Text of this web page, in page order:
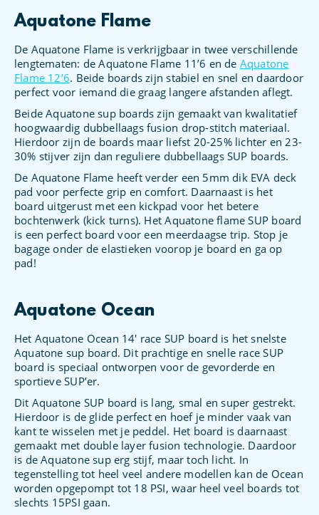
Aquatone Flame
De Aquatone Flame is verkrijgbaar in twee verschillende
lengtematen: de Aquatone Flame 11’6 en de Aquatone
Flame 12’6. Beide boards zijn stabiel en snel en daardoor
perfect voor iemand die graag langere afstanden aflegt.
Beide Aquatone sup boards zijn gemaakt van kwalitatief
hoogwaardig dubbellaags fusion drop-stitch materiaal.
Hierdoor zijn de boards maar liefst 20-25% lichter en 23-
30% stijver zijn dan reguliere dubbellaags SUP boards.
De Aquatone Flame heeft verder een 5mm dik EVA deck
pad voor perfecte grip en comfort. Daarnaast is het
board uitgerust met een kickpad voor het betere
bochtenwerk (kick turns). Het Aquatone flame SUP board
is een perfect board voor een meerdaagse trip. Stop je
bagage onder de elastieken voorop je board en ga op
pad!
Aquatone Ocean
Het Aquatone Ocean 14′ race SUP board is het snelste
Aquatone sup board. Dit prachtige en snelle race SUP
board is speciaal ontworpen voor de gevorderde en
sportieve SUP’er.
Dit Aquatone SUP board is lang, smal en super gestrekt.
Hierdoor is de glide perfect en hoef je minder vaak van
kant te wisselen met je peddel. Het board is daarnaast
gemaakt met double layer fusion technologie. Daardoor
is de Aquatone sup erg stijf, maar toch licht. In
tegenstelling tot heel veel andere modellen kan de Ocean
worden opgepompt tot 18 PSI, waar heel veel boards tot
slechts 15PSI gaan.